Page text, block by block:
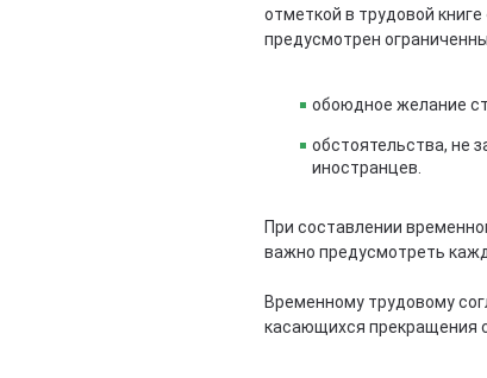
отметкой в трудовой
предусмотрен
обоюдное желание
обстоятельства, не
иностранцев.
При составлении
важно предусмотреть
Временному трудовому
касающихся прекращения